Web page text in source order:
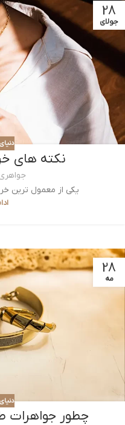
28
جولای
نکته های
یکی از معمول ترین
28
مه
چطور جواهرات